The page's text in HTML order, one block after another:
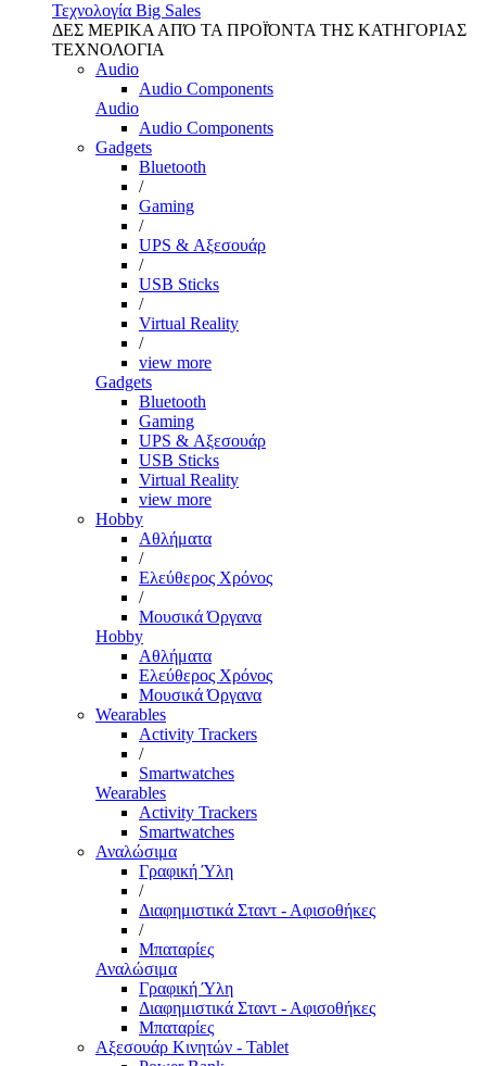
Τεχνολογία Big Sales
ΔΕΣ ΜΕΡΙΚΑ ΑΠΌ ΤΑ ΠΡΟΪΌΝΤΑ ΤΗΣ ΚΑΤΗΓΟΡΙΑΣ
ΤΕΧΝΟΛΟΓΙΑ
Audio
Audio Components
Audio
Audio Components
Gadgets
Bluetooth
/
Gaming
/
UPS & Αξεσουάρ
/
USB Sticks
/
Virtual Reality
/
view more
Gadgets
Bluetooth
Gaming
UPS & Αξεσουάρ
USB Sticks
Virtual Reality
view more
Hobby
Αθλήματα
/
Ελεύθερος Χρόνος
/
Μουσικά Όργανα
Hobby
Αθλήματα
Ελεύθερος Χρόνος
Μουσικά Όργανα
Wearables
Activity Trackers
/
Smartwatches
Wearables
Activity Trackers
Smartwatches
Αναλώσιμα
Γραφική Ύλη
/
Διαφημιστικά Σταντ - Αφισοθήκες
/
Μπαταρίες
Αναλώσιμα
Γραφική Ύλη
Διαφημιστικά Σταντ - Αφισοθήκες
Μπαταρίες
Αξεσουάρ Κινητών - Tablet